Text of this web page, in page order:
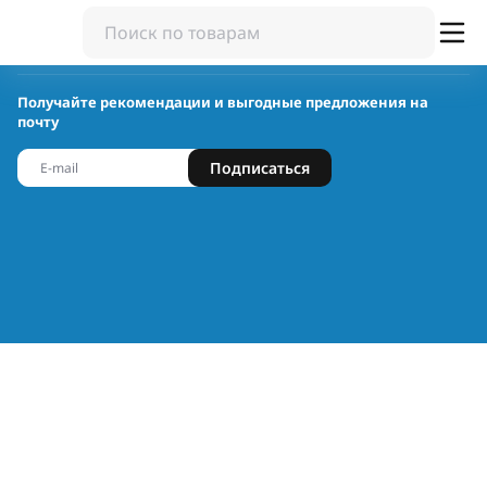
Получайте рекомендации и выгодные предложения на
почту
Подписаться